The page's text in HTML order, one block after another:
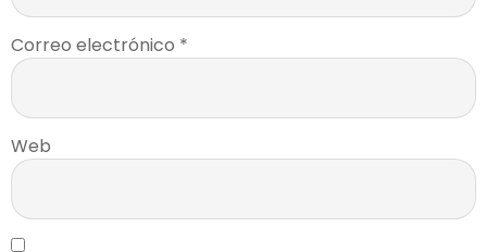
Correo electrónico *
Web